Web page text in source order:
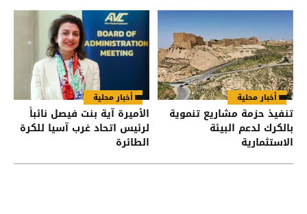
أخبار محلية
تنفيذ حزمة مشاريع تنموية
بالكرك لدعم البيئة
الاستثمارية
أخبار محلية
الأميرة آية بنت فيصل نائباً
لرئيس اتحاد غرب آسيا للكرة
الطائرة